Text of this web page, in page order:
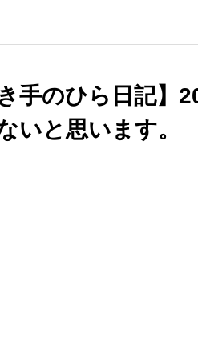
手のひら日記】
いと思います。